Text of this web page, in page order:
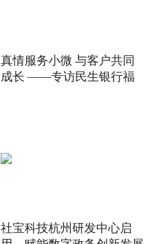
真情服务小微 与客户共同
成长 ——专访民生银行福
社宝科技杭州研发中心启